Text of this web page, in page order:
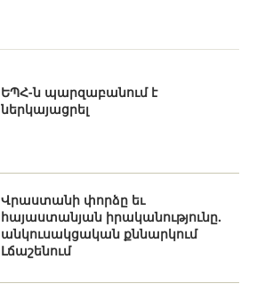
ԵՊՀ-ն պարզաբանում է
ներկայացրել
Վրաստանի փորձը եւ
հայաստանյան իրականությունը.
անկուսակցական քննարկում
Լճաշենում